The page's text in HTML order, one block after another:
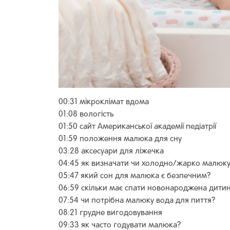
00:31 мікроклімат вдома
01:08 вологість
01:50 сайт Американської академії педіатрії
01:59 положення малюка для сну
03:28 аксесуари для ліжечка
04:45 як визначати чи холодно/жарко малюку
05:47 який сон для малюка є безпечним?
06:59 скільки має спати новонароджена
07:54 чи потрібна малюку вода для пиття?
08:21 грудне вигодовування
09:33 як часто годувати малюка?